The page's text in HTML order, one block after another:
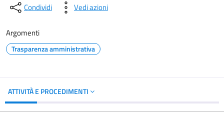
Condividi Vedi azioni
Argomenti
Trasparenza amministrativa
ATTIVITÀ E PROCEDIMENTI